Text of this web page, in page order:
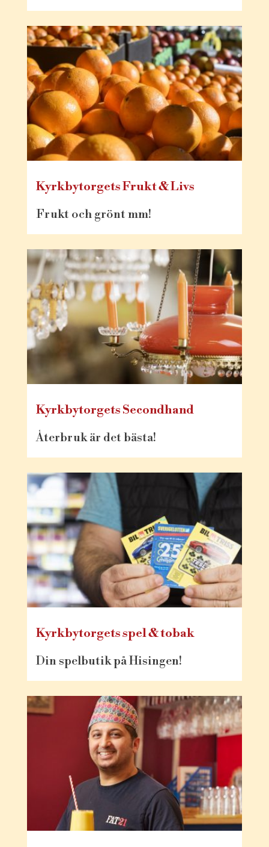
Kyrkbytorgets Frukt & Livs
Frukt och grönt mm!
Kyrkbytorgets Secondhand
Återbruk är det bästa!
Kyrkbytorgets spel & tobak
Din spelbutik på Hisingen!